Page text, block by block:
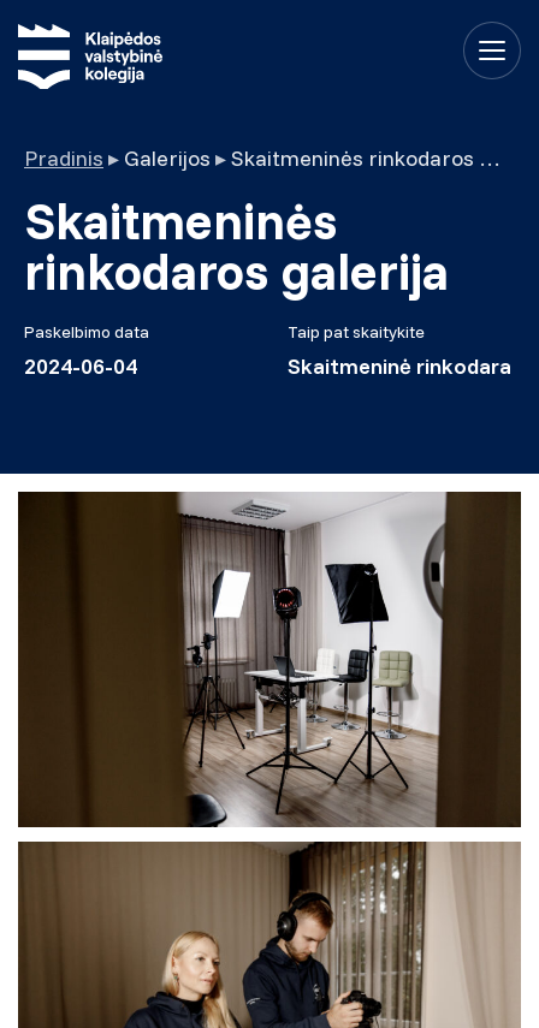
Pradinis ▸ Galerijos ▸ Skaitmeninės rinkodaros galerija
Skaitmeninės
rinkodaros galerija
Paskelbimo data
2024-06-04
Taip pat skaitykite
Skaitmeninė rinkodara